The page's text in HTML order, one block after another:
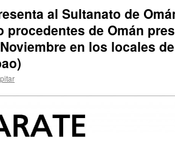
al Sultanato de
procedentes de Omán
en los locales